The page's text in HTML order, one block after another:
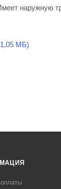
наружную
1,05 МБ)